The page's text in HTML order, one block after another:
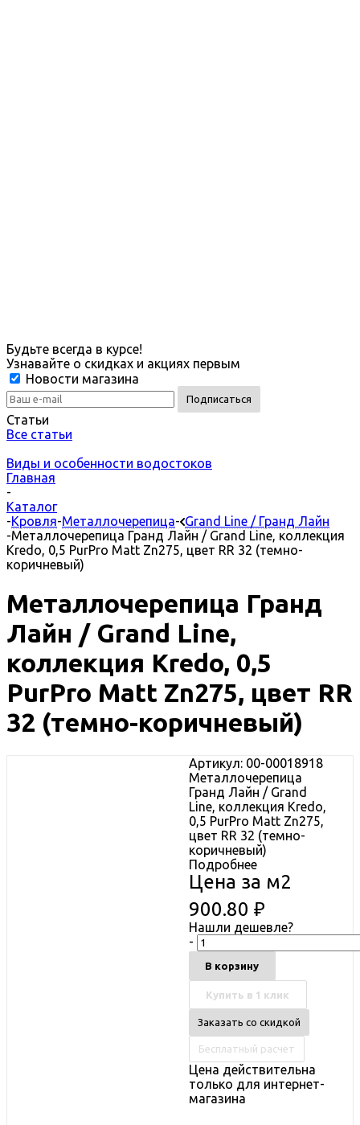
Будьте всегда в курсе!
Узнавайте о скидках и акциях первым
Новости магазина
Статьи
Все статьи
Виды и особенности водостоков
Главная
-
Каталог
-Кровля-Металлочерепица- Grand Line / Гранд Лайн
-Металлочерепица Гранд Лайн / Grand Line, коллекция
Kredo, 0,5 PurPro Matt Zn275, цвет RR 32 (темно-
коричневый)
Металлочерепица Гранд
Лайн / Grand Line,
коллекция Kredo, 0,5
PurPro Matt Zn275, цвет RR
32 (темно-коричневый)
Артикул: 00-00018918
Металлочерепица
Гранд Лайн / Grand
Line, коллекция Kredo,
0,5 PurPro Matt Zn275,
цвет RR 32 (темно-
коричневый)
Подробнее
Цена за м2
900.80 ₽
Нашли дешевле?
-
В корзину
Купить в 1 клик
Заказать со скидкой
Бесплатный расчет
Цена действительна
только для интернет-
магазина